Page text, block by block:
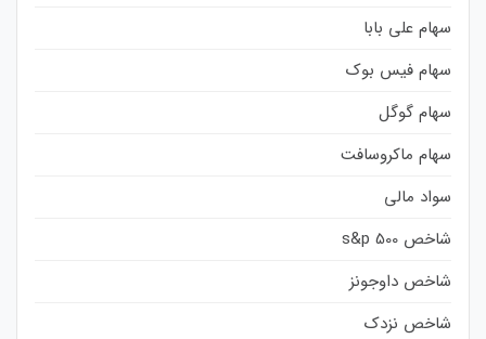
سهام علی بابا
سهام فیس بوک
سهام گوگل
سهام ماکروسافت
سواد مالی
شاخص s&p 500
شاخص داوجونز
شاخص نزدک